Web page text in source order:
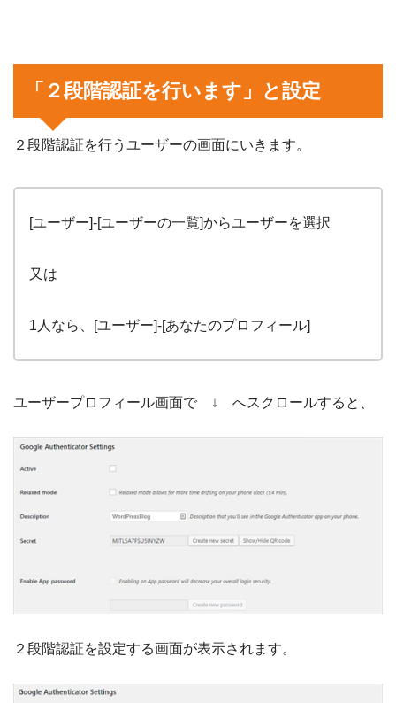
「２段階認証を行います」と設定
２段階認証を行うユーザーの画面にいきます。
[ユーザー]-[ユーザーの一覧]からユーザーを選択
又は
1人なら、[ユーザー]-[あなたのプロフィール]
ユーザープロフィール画面で ↓ へスクロールすると、
２段階認証を設定する画面が表示されます。